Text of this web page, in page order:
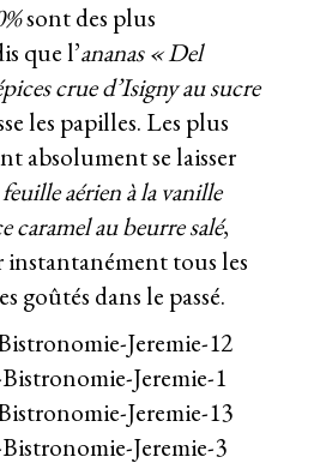
sont des plus
que l’ananas « Del
crue d’Isigny au sucre
les papilles. Les plus
absolument se laisser
aérien à la vanille
caramel au beurre salé,
tous les
goûtés dans le passé.